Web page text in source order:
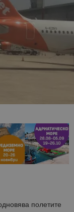
полетите